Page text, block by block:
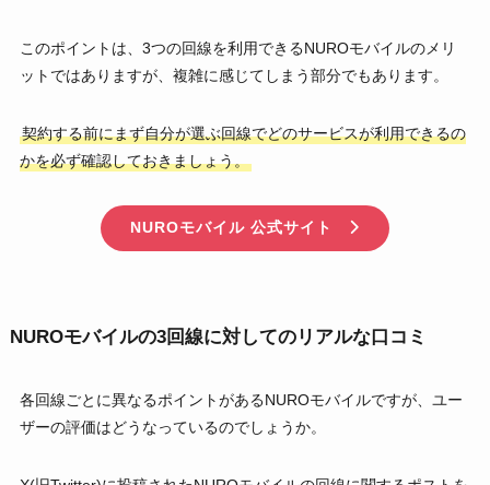
このポイントは、3つの回線を利用できるNUROモバイルのメリ
ットではありますが、複雑に感じてしまう部分でもあります。
契約する前にまず自分が選ぶ回線でどのサービスが利用できるの
かを必ず確認しておきましょう。
NUROモバイル 公式サイト
NUROモバイルの3回線に対してのリアルな口コミ
各回線ごとに異なるポイントがあるNUROモバイルですが、ユー
ザーの評価はどうなっているのでしょうか。